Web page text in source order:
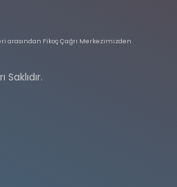
arasından Fikoç Çağrı Merkezimizden